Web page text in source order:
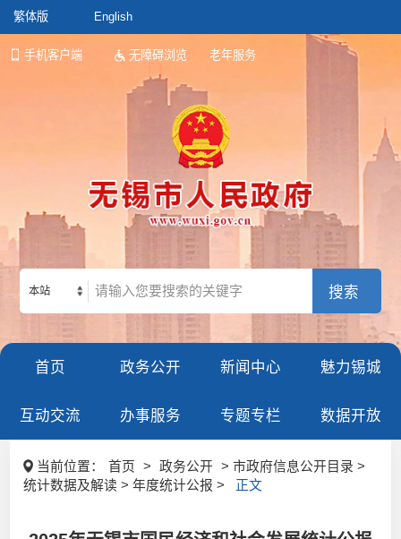
繁体版 English
手机客户端 无障碍浏览 老年服务
本站
首页 政务公开 新闻中心 魅力锡城
互动交流 办事服务 专题专栏 数据开放
当前位置： 首页 > 政务公开
> 市政府信息公开目录 >
统计数据及解读 > 年度统计公报 >
正文